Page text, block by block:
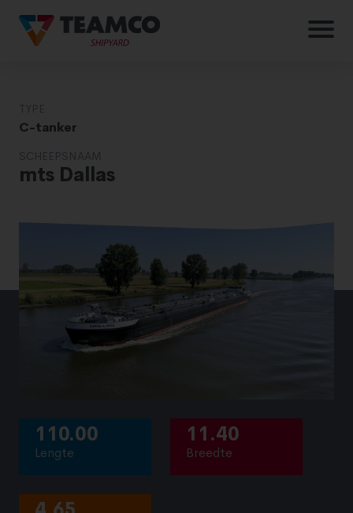
TYPE
C-tanker
SCHEEPSNAAM
mts Dallas
110.00
Lengte
11.40
Breedte